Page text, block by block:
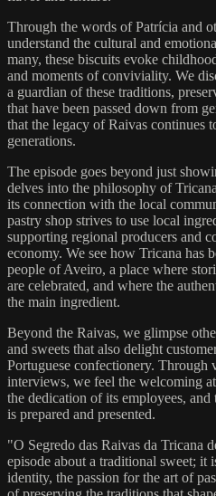
Through the words of Patrícia and
understand the cultural and
many, these biscuits evoke
and moments of conviviality. We
a guardian of these traditions,
that have been passed down from
that the legacy of Raivas continues
generations.
The episode goes beyond just
delves into the philosophy of
its connection with the local
pastry shop strives to use local
supporting regional producers and
economy. We see how Tricana has
people of Aveiro, a place where
are celebrated, and where the
the main ingredient.
Beyond the Raivas, we glimpse
and sweets that also delight
Portuguese confectionery. Through
interviews, we feel the welcoming
the dedication of its employees,
is prepared and presented.
"O Segredo das Raivas da Tricana
episode about a traditional sweet; it
identity, the passion for the art of